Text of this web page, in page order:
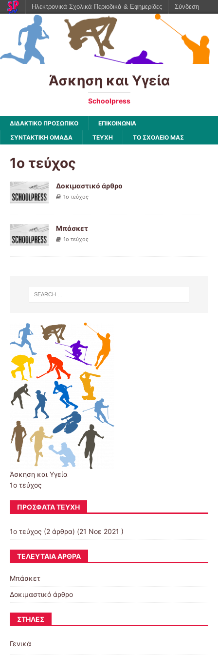
Άσκηση και Υγεία
Schoolpress
ΔΙΔΑΚΤΙΚΟ ΠΡΟΣΩΠΙΚΟ
ΕΠΙΚΟΙΝΩΝΙΑ
ΣΥΝΤΑΚΤΙΚΗ ΟΜΑΔΑ
ΤΕΥΧΗ ΤΟ ΣΧΟΛΕΙΟ ΜΑΣ
1ο τεύχος
Δοκιμαστικό άρθρο
1ο τεύχος
Μπάσκετ
1ο τεύχος
Άσκηση και Υγεία
1ο τεύχος
ΠΡΌΣΦΑΤΑ ΤΕΎΧΗ
1ο τεύχος (2 άρθρα) (21 Νοε 2021 )
ΤΕΛΕΥΤΑΊΑ ΆΡΘΡΑ
Μπάσκετ
Δοκιμαστικό άρθρο
ΣΤΉΛΕΣ
Γενικά
Ηλεκτρονικά Σχολικά Περιοδικά & Εφημερίδες Σύνδεση